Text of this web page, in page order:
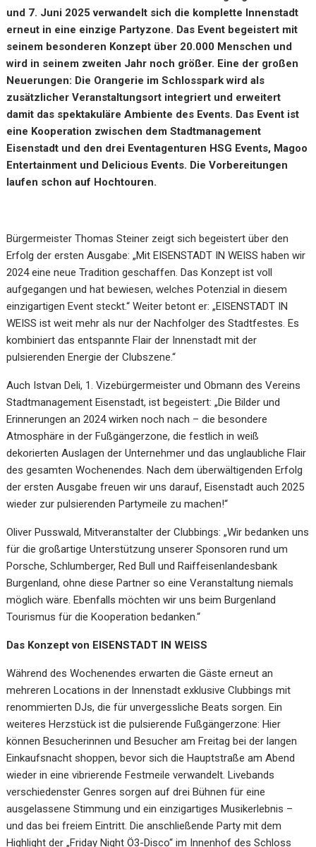
und 7. Juni 2025 verwandelt sich die komplette Innenstadt
erneut in eine einzige Partyzone. Das Event begeistert mit
seinem besonderen Konzept über 20.000 Menschen und
wird in seinem zweiten Jahr noch größer. Eine der großen
Neuerungen: Die Orangerie im Schlosspark wird als
zusätzlicher Veranstaltungsort integriert und erweitert
damit das spektakuläre Ambiente des Events. Das Event ist
eine Kooperation zwischen dem Stadtmanagement
Eisenstadt und den drei Eventagenturen HSG Events, Magoo
Entertainment und Delicious Events. Die Vorbereitungen
laufen schon auf Hochtouren.
Bürgermeister Thomas Steiner zeigt sich begeistert über den
Erfolg der ersten Ausgabe: „Mit EISENSTADT IN WEISS haben wir
2024 eine neue Tradition geschaffen. Das Konzept ist voll
aufgegangen und hat bewiesen, welches Potenzial in diesem
einzigartigen Event steckt.“ Weiter betont er: „EISENSTADT IN
WEISS ist weit mehr als nur der Nachfolger des Stadtfestes. Es
kombiniert das entspannte Flair der Innenstadt mit der
pulsierenden Energie der Clubszene.“
Auch Istvan Deli, 1. Vizebürgermeister und Obmann des Vereins
Stadtmanagement Eisenstadt, ist begeistert: „Die Bilder und
Erinnerungen an 2024 wirken noch nach – die besondere
Atmosphäre in der Fußgängerzone, die festlich in weiß
dekorierten Auslagen der Unternehmer und das unglaubliche Flair
des gesamten Wochenendes. Nach dem überwältigenden Erfolg
der ersten Ausgabe freuen wir uns darauf, Eisenstadt auch 2025
wieder zur pulsierenden Partymeile zu machen!“
Oliver Pusswald, Mitveranstalter der Clubbings: „Wir bedanken uns
für die großartige Unterstützung unserer Sponsoren rund um
Porsche, Schlumberger, Red Bull und Raiffeisenlandesbank
Burgenland, ohne diese Partner so eine Veranstaltung niemals
möglich wäre. Ebenfalls möchten wir uns beim Burgenland
Tourismus für die Kooperation bedanken.“
Das Konzept von EISENSTADT IN WEISS
Während des Wochenendes erwarten die Gäste erneut an
mehreren Locations in der Innenstadt exklusive Clubbings mit
renommierten DJs, die für unvergessliche Beats sorgen. Ein
weiteres Herzstück ist die pulsierende Fußgängerzone: Hier
können Besucherinnen und Besucher am Freitag bei der langen
Einkaufsnacht shoppen, bevor sich die Hauptstraße am Abend
wieder in eine vibrierende Festmeile verwandelt. Livebands
verschiedenster Genres sorgen auf drei Bühnen für eine
ausgelassene Stimmung und ein einzigartiges Musikerlebnis –
und das bei freiem Eintritt. Die anschließende Party mit dem
Highlight der „Friday Night Ö3-Disco“ im Innenhof des Schloss